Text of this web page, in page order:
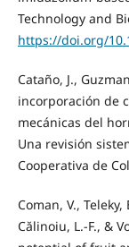
Technology and
https://doi.org/
Cataño, J.,
incorporación de
mecánicas del
Una revisión
Cooperativa de
Coman, V.,
Călinoiu, L.-F., &